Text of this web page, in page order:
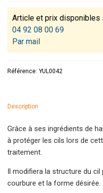
Article et prix disponibles
04 92 08 00 69
Par mail
Référence: YUL0042
Description
Grâce à ses ingrédients de
à protéger les cils lors de
traitement.
Il modifiera la structure du cil
courbure et la forme désirée.